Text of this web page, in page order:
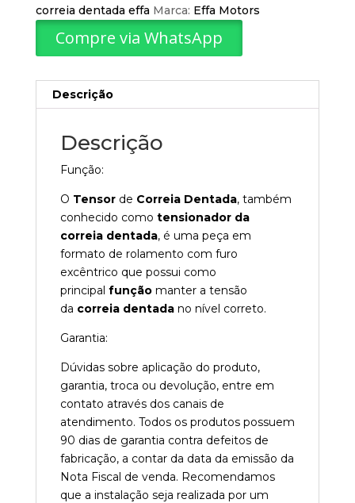
correia dentada effa Marca: Effa Motors
Compre via WhatsApp
Descrição
Descrição
Função:
O Tensorde Correia Dentada, também
conhecido como tensionador da
correia dentada, é uma peça em
formato de rolamento com furo
excêntrico que possui como
principal funçãomanter a tensão
da correia dentadano nível correto.
Garantia:
Dúvidas sobre aplicação do produto,
garantia, troca ou devolução, entre em
contato através dos canais de
atendimento. Todos os produtos possuem
90 dias de garantia contra defeitos de
fabricação, a contar da data da emissão da
Nota Fiscal de venda. Recomendamos
que a instalação seja realizada por um